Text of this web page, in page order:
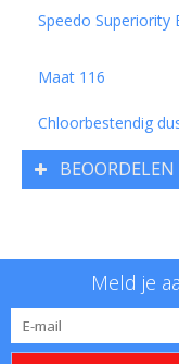
Speedo Superiority
Maat 116
Chloorbestendig
BEOORDELEN
Meld je